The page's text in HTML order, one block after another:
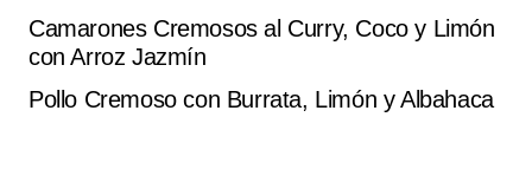
Camarones Cremosos al Curry, Coco y Limón
con Arroz Jazmín
Pollo Cremoso con Burrata, Limón y Albahaca